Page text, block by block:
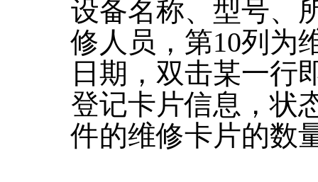
设备名称、型号、
修人员，第10列为
日期，双击某一行
登记卡片信息，状
件的维修卡片的数